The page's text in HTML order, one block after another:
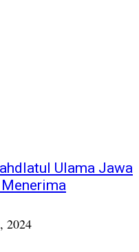
Ulama Jawa
2024